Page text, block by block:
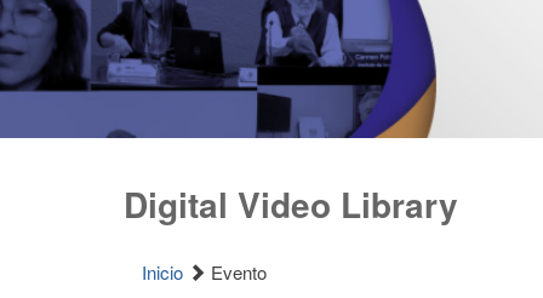
Digital Video Library
Inicio Evento